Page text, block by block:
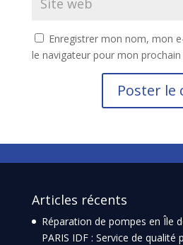
Enregistrer mon nom, mon
le navigateur pour mon
Articles récents
Réparation de pompes en Île
PARIS IDF : Service de qualité